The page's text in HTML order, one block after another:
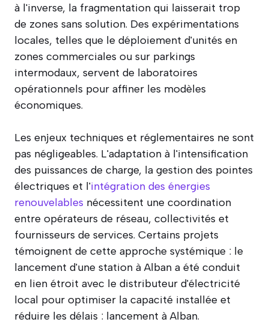
à l'inverse, la fragmentation qui laisserait trop
de zones sans solution. Des expérimentations
locales, telles que le déploiement d'unités en
zones commerciales ou sur parkings
intermodaux, servent de laboratoires
opérationnels pour affiner les modèles
économiques.
Les enjeux techniques et réglementaires ne sont
pas négligeables. L'adaptation à l'intensification
des puissances de charge, la gestion des pointes
électriques et l'intégration des énergies
renouvelables nécessitent une coordination
entre opérateurs de réseau, collectivités et
fournisseurs de services. Certains projets
témoignent de cette approche systémique : le
lancement d'une station à Alban a été conduit
en lien étroit avec le distributeur d'électricité
local pour optimiser la capacité installée et
réduire les délais : lancement à Alban.